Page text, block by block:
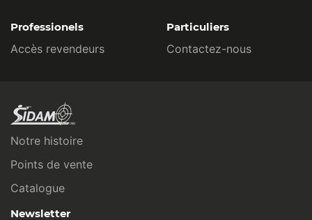
Professionels
Accès revendeurs
Particuliers
Contactez-nous
Notre histoire
Points de vente
Catalogue
Newsletter